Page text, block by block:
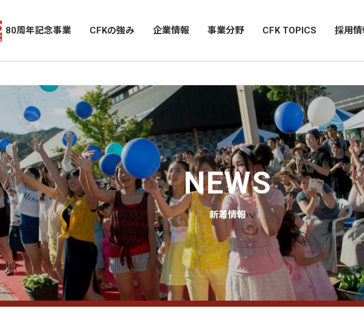
80周年記念事業 CFKの強み 企業情報 事業分野 CFK TOPICS 採用
NEWS
新着情報